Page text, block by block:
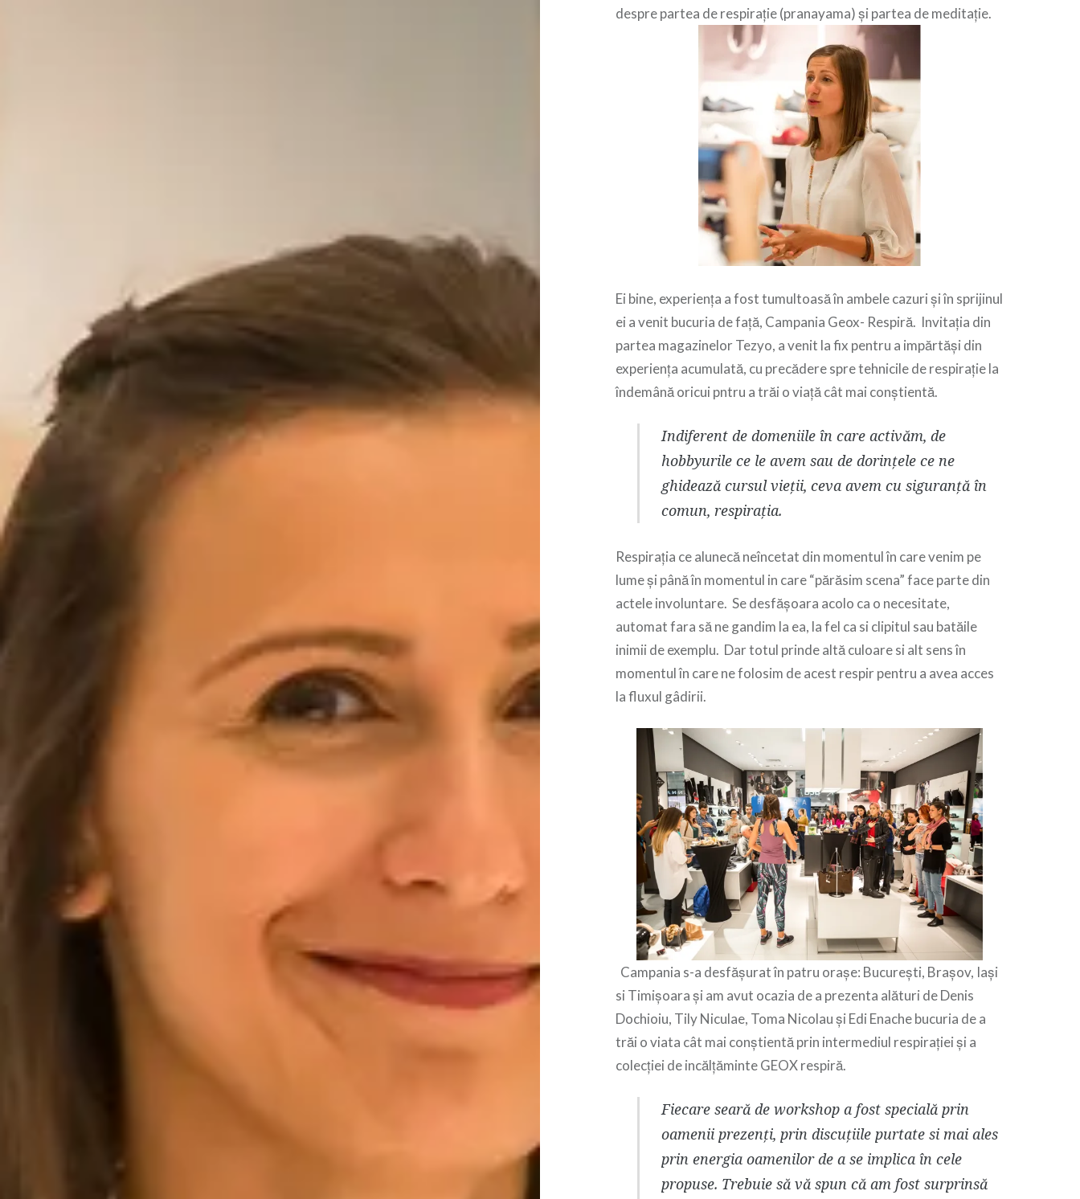
despre partea de respirație (pranayama) și partea de meditație.
Ei bine, experiența a fost tumultoasă în ambele cazuri și în sprijinul
ei a venit bucuria de față, Campania Geox- Respiră. Invitația din
partea magazinelor Tezyo, a venit la fix pentru a impărtăși din
experiența acumulată, cu precădere spre tehnicile de respirație la
îndemână oricui pntru a trăi o viață cât mai conștientă.
Indiferent de domeniile în care activăm, de
hobbyurile ce le avem sau de dorințele ce ne
ghidează cursul vieții, ceva avem cu siguranță în
comun, respirația.
Respirația ce alunecă neîncetat din momentul în care venim pe
lume și până în momentul in care “părăsim scena” face parte din
actele involuntare. Se desfășoara acolo ca o necesitate,
automat fara să ne gandim la ea, la fel ca si clipitul sau batăile
inimii de exemplu. Dar totul prinde altă culoare si alt sens în
momentul în care ne folosim de acest respir pentru a avea acces
la fluxul gâdirii.
Campania s-a desfășurat în patru orașe: București, Brașov, Iași
si Timișoara și am avut ocazia de a prezenta alături de Denis
Dochioiu, Tily Niculae, Toma Nicolau și Edi Enache bucuria de a
trăi o viata cât mai conștientă prin intermediul respirației și a
colecției de incălțăminte GEOX respiră.
Fiecare seară de workshop a fost specială prin
oamenii prezenți, prin discuțiile purtate si mai ales
prin energia oamenilor de a se implica în cele
propuse. Trebuie să vă spun că am fost surprinsă